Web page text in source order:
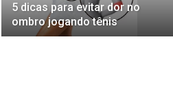
5 dicas para evitar dor no
ombro jogando tênis